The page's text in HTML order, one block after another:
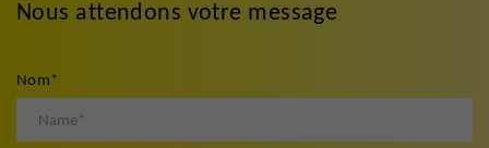
Nous attendons votre message
Nom*